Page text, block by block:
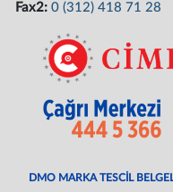
Fax2:0 (312) 418 71 28
DMO MARKA TESCİL